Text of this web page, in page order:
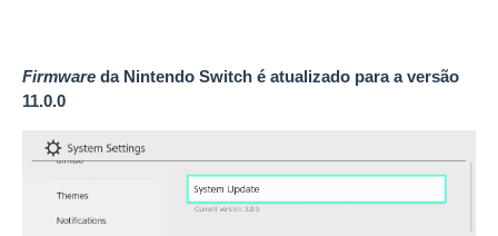
Firmware da Nintendo Switch é atualizado para a versão
11.0.0